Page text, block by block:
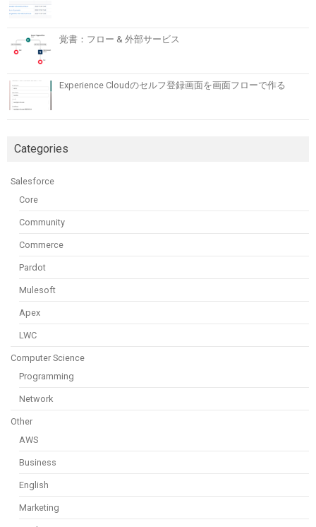
覚書：フロー & 外部サービス
Experience Cloudのセルフ登録画面を画面フローで作る
Categories
Salesforce
Core
Community
Commerce
Pardot
Mulesoft
Apex
LWC
Computer Science
Programming
Network
Other
AWS
Business
English
Marketing